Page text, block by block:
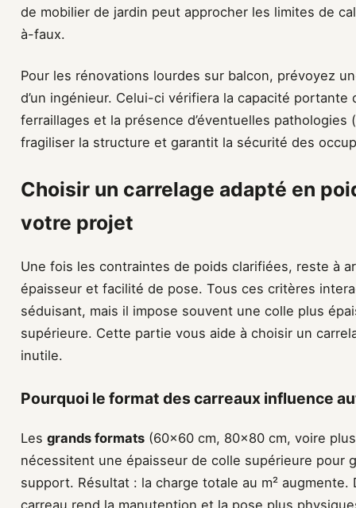
de mobilier de jardin peut approcher les limites de
à-faux.
Pour les rénovations lourdes sur balcon, prévoyez
d’un ingénieur. Celui-ci vérifiera la capacité portante
ferraillages et la présence d’éventuelles
fragiliser la structure et garantit la sécurité des
Choisir un carrelage adapté en
votre projet
Une fois les contraintes de poids clarifiées, reste à
épaisseur et facilité de pose. Tous ces critères
séduisant, mais il impose souvent une colle plus
supérieure. Cette partie vous aide à choisir un
inutile.
Pourquoi le format des carreaux influence
Les grands formats (60×60 cm, 80×80 cm, voire
nécessitent une épaisseur de colle supérieure pour
support. Résultat : la charge totale au m²